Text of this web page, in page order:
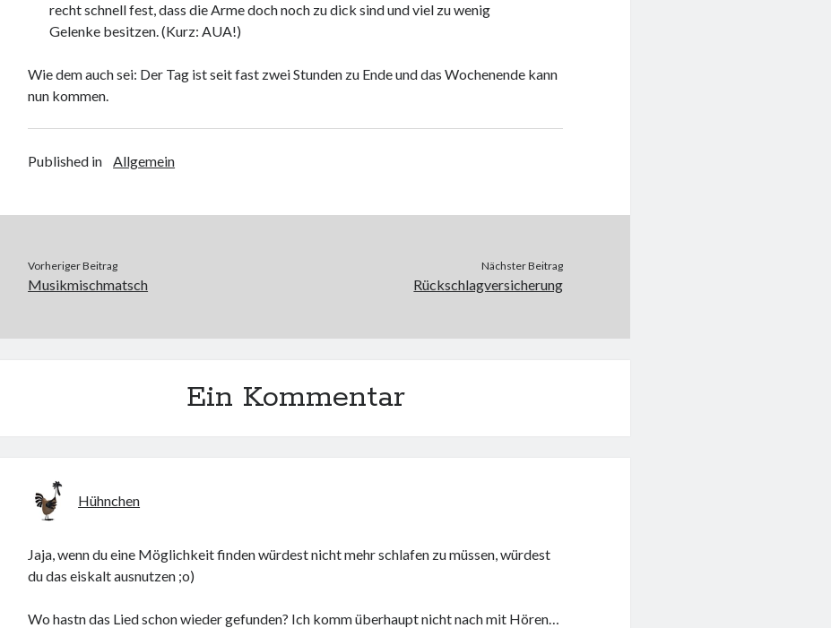
recht schnell fest, dass die Arme doch noch zu dick sind und viel zu wenig
Gelenke besitzen. (Kurz: AUA!)
Wie dem auch sei: Der Tag ist seit fast zwei Stunden zu Ende und das Wochenende kann
nun kommen.
Published in Allgemein
Vorheriger Beitrag
Musikmischmatsch
Nächster Beitrag
Rückschlagversicherung
Ein Kommentar
Hühnchen
Jaja, wenn du eine Möglichkeit finden würdest nicht mehr schlafen zu müssen, würdest
du das eiskalt ausnutzen ;o)
Wo hastn das Lied schon wieder gefunden? Ich komm überhaupt nicht nach mit Hören…